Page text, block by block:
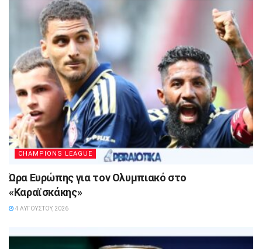
CHAMPIONS LEAGUE
Ώρα Ευρώπης για τον Ολυμπιακό στο
«Καραϊσκάκης»
4 ΑΥΓΟΎΣΤΟΥ, 2026